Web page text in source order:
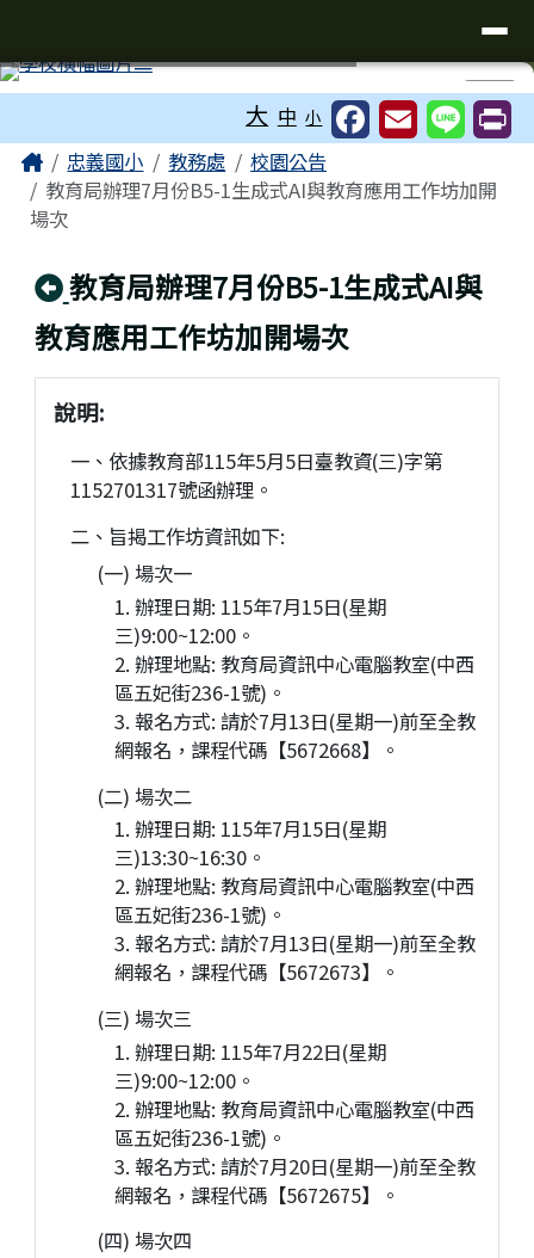
⏸
大 中 小
主內容區域
Home忠義國小 教務處
校園公告
教育局辦理7月份B5-1生成式AI與教育應用工作坊加開
場次
回上頁
教育局辦理7月份B5-1生成式AI與
教育應用工作坊加開場次
說明:
一、依據教育部115年5月5日臺教資(三)字第
1152701317號函辦理。
二、旨揭工作坊資訊如下:
(一) 場次一
1. 辦理日期: 115年7月15日(星期
三)9:00~12:00。
2. 辦理地點: 教育局資訊中心電腦教室(中西
區五妃街236-1號)。
3. 報名方式: 請於7月13日(星期一)前至全教
網報名，課程代碼【5672668】。
(二) 場次二
1. 辦理日期: 115年7月15日(星期
三)13:30~16:30。
2. 辦理地點: 教育局資訊中心電腦教室(中西
區五妃街236-1號)。
3. 報名方式: 請於7月13日(星期一)前至全教
網報名，課程代碼【5672673】。
(三) 場次三
1. 辦理日期: 115年7月22日(星期
三)9:00~12:00。
2. 辦理地點: 教育局資訊中心電腦教室(中西
區五妃街236-1號)。
3. 報名方式: 請於7月20日(星期一)前至全教
網報名，課程代碼【5672675】。
(四) 場次四
頁尾區域